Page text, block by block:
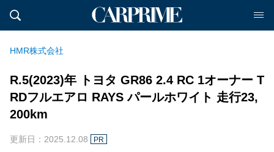
HMR株式会社
R.5(2023)年 トヨタ GR86 2.4 RC 1オーナー T
RDフルエアロ RAYS パールホワイト 走行23,
200km
更新日：2025.12.08 PR